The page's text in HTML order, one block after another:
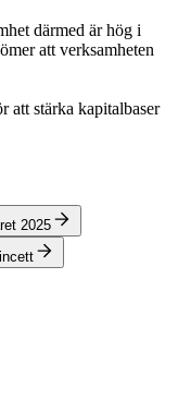
därmed är hög i
att verksamheten
att stärka kapitalbaser
2025